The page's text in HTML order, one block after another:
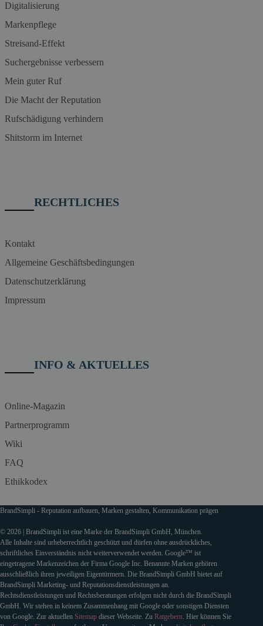
Digitalisierung
Markenpflege
Streisand-Effekt
Suchergebnisse verbessern
Mein guter Ruf
Die Macht der Reputation
Rufschädigung verhindern
Shitstorm im Internet
RECHTLICHES
Kontakt
Allgemeine Geschäftsbedingungen
Datenschutzerklärung
Impressum
INFO & AKTUELLES
Online-Magazin
Partnerprogramm
Wiki
FAQ
Ethikkodex
BrandSimpli - Reputation aufbauen, Marken gestalten, Kommunikation prägen
© 2026 | BrandSimpli ist eine Marke der BrandSimpli GmbH, München.
Alle Inhalte sind urheberrechtlich geschützt und dürfen ohne ausdrückliches,
schriftliches Einverständnis nicht weiterverwendet werden. Google™ ist
eingetragene Markenzeichen der Firma Google Inc. Benannte Marken gehören
ausschließlich ihren jeweiligen Eigentürmern. Die BrandSimpli GmbH bietet auf
BrandSimpli Marketing- und Reputationsdienstleistungen an.
Rechtsdienstleistungen und Rechtsberatungen erfolgen nicht durch die BrandSimpli
GmbH. Wir stehen in keinem Zusammenhang mit Google oder sonstigen Diensten
von Google. Zur aktuellen Sitemap dieser Webseite. Zu Ratgebern. Hier können Sie